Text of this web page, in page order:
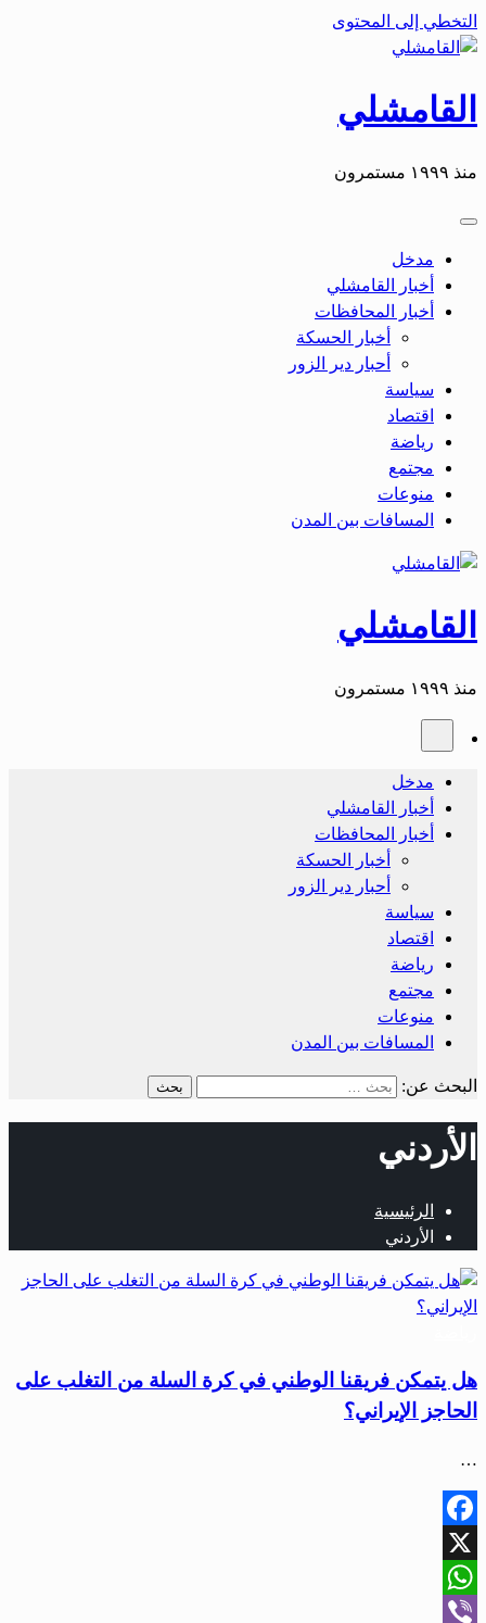
التخطي إلى المحتوى
القامشلي
منذ ١٩٩٩ مستمرون
مدخل
أخبار القامشلي
أخبار المحافظات
أخبار الحسكة
أحبار دير الزور
سياسة
اقتصاد
رياضة
مجتمع
منوعات
المسافات بين المدن
القامشلي
منذ ١٩٩٩ مستمرون
مدخل
أخبار القامشلي
أخبار المحافظات
أخبار الحسكة
أحبار دير الزور
سياسة
اقتصاد
رياضة
مجتمع
منوعات
المسافات بين المدن
البحث عن:
الأردني
الرئيسية
الأردني
هل يتمكن فريقنا الوطني في كرة السلة من التغلب على
الحاجز الإيراني؟
…
Facebook
X
WhatsApp